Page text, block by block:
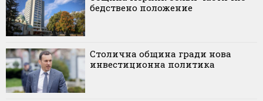
бедствено положение
Столична община гради нова
инвестиционна политика